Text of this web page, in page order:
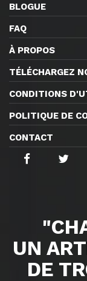
BLOGUE
FAQ
À PROPOS
TÉLÉCHARGEZ
CONDITIONS
POLITIQUE DE
CONTACT
UN
DE